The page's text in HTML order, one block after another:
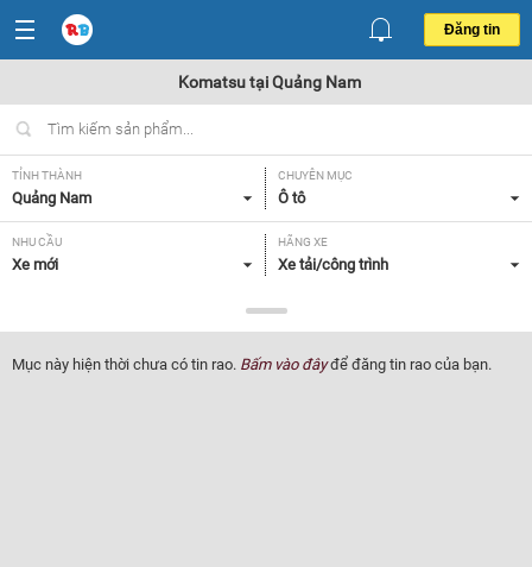
Đăng tin
Komatsu tại Quảng Nam
TỈNH THÀNH
Quảng Nam
CHUYÊN MỤC
Ô tô
NHU CẦU
Xe mới
HÃNG XE
Xe tải/công trình
Komatsu
NĂM SẢN XUẤT
Tất cả
GIÁ XE XUẤT XỨ
Mục này hiện thời chưa có tin rao. Bấm vào đâyđể đăng tin rao của bạn.